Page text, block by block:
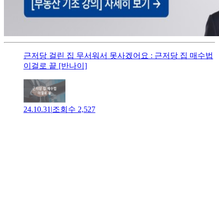
근저당 걸린 집 무서워서 못사겠어요 : 근저당 집 매수법
이걸로 끝 [반나이]
24.10.31 |조회수 2,527